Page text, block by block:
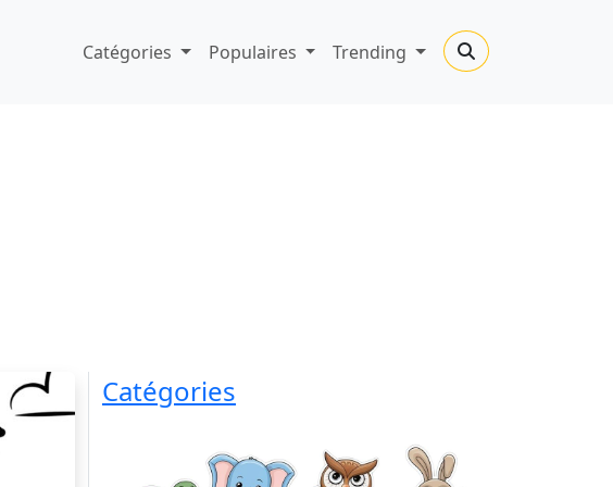
Catégories Populaires Trending
Catégories